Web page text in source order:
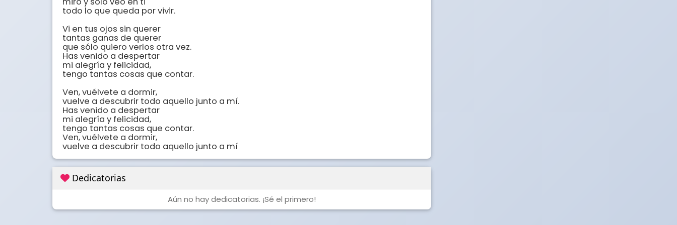
todo lo que queda por vivir.
Vi en tus ojos sin querer
tantas ganas de querer
que sólo quiero verlos otra vez.
Has venido a despertar
mi alegría y felicidad,
tengo tantas cosas que contar.
Ven, vuélvete a dormir,
vuelve a descubrir todo aquello junto a mí.
Has venido a despertar
mi alegría y felicidad,
tengo tantas cosas que contar.
Ven, vuélvete a dormir,
vuelve a descubrir todo aquello junto a mí
Dedicatorias
Aún no hay dedicatorias. ¡Sé el primero!